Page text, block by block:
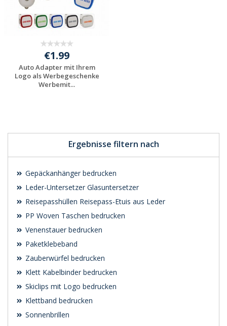
Ergebnisse filtern nach
Gepäckanhänger bedrucken
Leder-Untersetzer Glasuntersetzer
Reisepasshüllen Reisepass-Etuis aus Leder
PP Woven Taschen bedrucken
Venenstauer bedrucken
Paketklebeband
Zauberwürfel bedrucken
Klett Kabelbinder bedrucken
Skiclips mit Logo bedrucken
Klettband bedrucken
Sonnenbrillen
€1.99
Auto Adapter mit Ihrem
Logo als Werbegeschenke
Werbemit...